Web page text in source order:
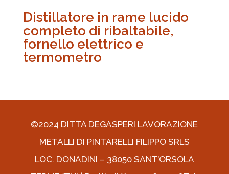
Distillatore in rame lucido
completo di ribaltabile,
fornello elettrico e
termometro
©2024 DITTA DEGASPERI LAVORAZIONE
METALLI DI PINTARELLI FILIPPO SRLS
LOC. DONADINI – 38050 SANT’ORSOLA